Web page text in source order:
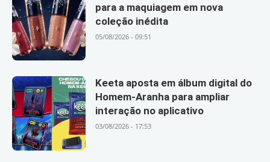
para a maquiagem em nova
coleção inédita
05/08/2026 - 09:51
Keeta aposta em álbum digital do
Homem-Aranha para ampliar
interação no aplicativo
03/08/2026 - 17:53